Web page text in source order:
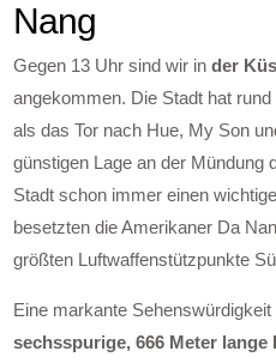
Nang
Gegen 13 Uhr sind wir inder
angekommen. Die Stadt hat
als das Tor nach Hue, My Son
günstigen Lage an der Mündung
Stadt schon immer einen
besetzten die Amerikaner Da
größten Luftwaffenstützpunkte
Eine markante
sechsspurige, 666 Meter lange